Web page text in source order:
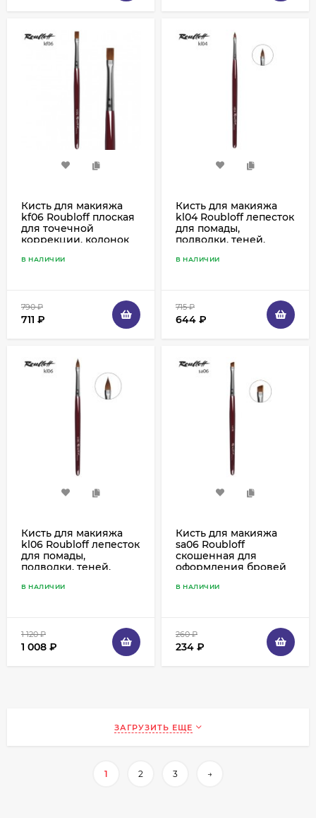
Кисть для макияжа
kf06 Roubloff плоская
для точечной
коррекции, колонок
В НАЛИЧИИ
790₽
711 ₽
Кисть для макияжа
kl04 Roubloff лепесток
для помады,
подводки, теней,
В НАЛИЧИИ
715₽
644 ₽
Кисть для макияжа
kl06 Roubloff лепесток
для помады,
подводки, теней,
В НАЛИЧИИ
1 120₽
1 008 ₽
Кисть для макияжа
sa06 Roubloff
скошенная для
оформления бровей
ресничного края,
В НАЛИЧИИ
260₽
234 ₽
ЗАГРУЗИТЬ ЕЩЕ
1 2 3 →